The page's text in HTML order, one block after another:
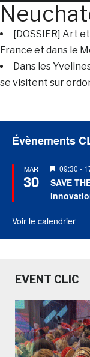
[DOSSIER] Art
France et dans le
Dans les
se visitent sur
Évènements
MAR
30
Mis
en
avant
09:30 -
SAVE
Voir le calendrier
EVENT CLIC